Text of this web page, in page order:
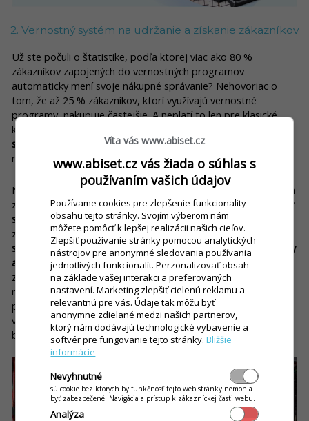
2. Vernostný systém na udržanie a získanie zákazníkov
Už ste počuli o štatistike, podľa ktorej viac ako 80 %
zákazníkov zapojených do vernostných programov
automaticky mení svoje nákupné správanie? Nehovoriac o
tom, že až 25 % zákazníkov, ktorí využívajú vernostné
programy, nakupuje častejšie. A neplatí to len pre klasické
kartičky. Vernostné systémy môžu mať v súčasnosti omnoho
sofistikovanejšie podobyako plastové karty, ktoré zaberajú
miesto v peňaženke.
Napríklad s POS systémom iKelp Pokladňa môžete dať svojim
zákazníkom možnosťvytvoriť si individuálne zákaznícke profily
s virtuálnou peňaženkou, v rámci ktorých budú zbierať body
za nákupy. Okrem toho môžete efektívne – automaticky –
sledovať obraty, odmeňovať zákazníkov za opakované nákupy
alebo pripravovať individuálne akcie pre konkrétnych
zákazníkov . A ako bonus dokážete veľmi jednoducho nastaviť
napríklad rozposielanie zľavových kupónov k narodeninám či
pri iných príležitostiach, vďaka čomu dáte zákazníkovi pocit
výnimočnosti. Udržať si stálych zákazníkov a získať nových
bude pre vás s moderným pokladničným systémom hračka.
Víta vás www.abiset.cz
www.abiset.cz vás žiada o súhlas s
používaním vašich údajov
Používame cookies pre zlepšenie funkcionality
obsahu tejto stránky. Svojím výberom nám
môžete pomôcť k lepšej realizácii našich cieľov.
Zlepšiť používanie stránky pomocou analytických
nástrojov pre anonymné sledovania používania
jednotlivých funkcionalít. Perzonalizovať obsah
na základe vašej interakci a preferovaných
nastavení. Marketing zlepšiť cielenú reklamu a
relevantnú pre vás. Údaje tak môžu byť
anonymne zdielané medzi našich partnerov,
ktorý nám dodávajú technologické vybavenie a
softvér pre fungovanie tejto stránky.Bližšie
informácie
Nevyhnutné
sú cookie bez ktorých by funkčnosť tejto web stránky nemohla
byť zabezpečené. Navigácia a prístup k zákazníckej časti webu.
Analýza